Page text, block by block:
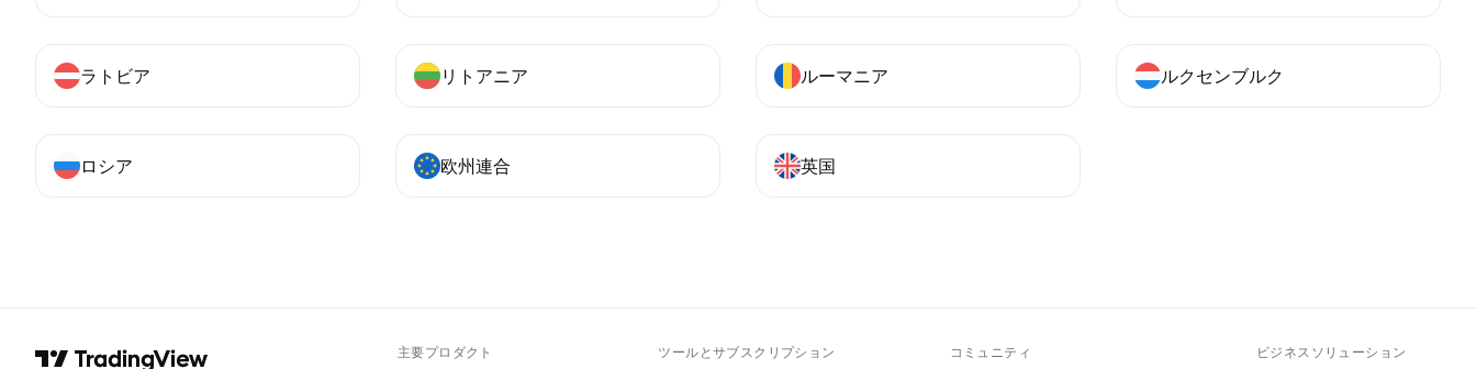
ラトビア リトアニア ルーマニア ルクセンブルク
ロシア 欧州連合 英国
主要プロダクト ツールとサブスクリプション コミュニティ ビジネスソリューション